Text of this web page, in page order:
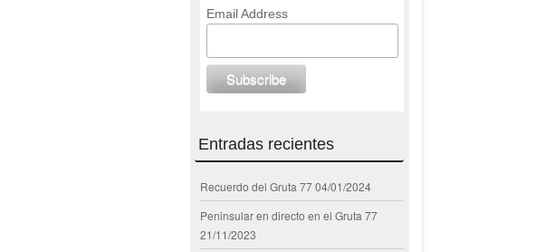
Email Address
Entradas recientes
Recuerdo del Gruta 77 04/01/2024
Peninsular en directo en el Gruta 77
21/11/2023